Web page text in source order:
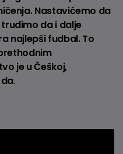
Nastavićemo da
da i dalje
najlepši fudbal. To
je u Češkoj,
.